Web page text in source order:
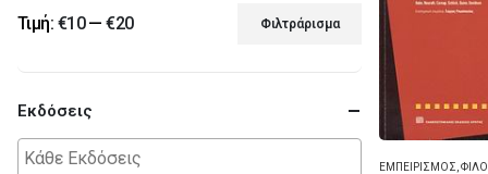
ΕΜΠΕΙΡΙΣΜΌΣ
Ελάχιστη
τιμή
Μέγιστη
τιμή
Φιλτράρισμα
Τιμή: €10—€20
Εκδόσεις